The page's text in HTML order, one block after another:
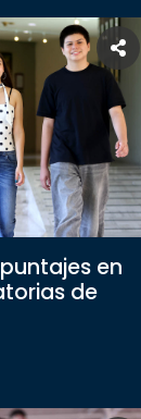
en
de